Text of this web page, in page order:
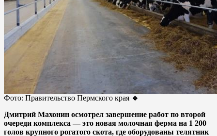
Фото: Правительство Пермского края 🔹
Дмитрий Махонин осмотрел завершение работ по второй
очереди комплекса — это новая молочная ферма на 1 200
голов крупного рогатого скота, где оборудованы телятник